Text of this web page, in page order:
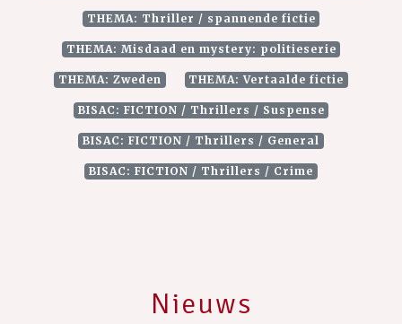
THEMA: Thriller / spannende fictie
THEMA: Misdaad en mystery: politieserie
THEMA: Zweden THEMA: Vertaalde fictie
BISAC: FICTION / Thrillers / Suspense
BISAC: FICTION / Thrillers / General
BISAC: FICTION / Thrillers / Crime
Nieuws